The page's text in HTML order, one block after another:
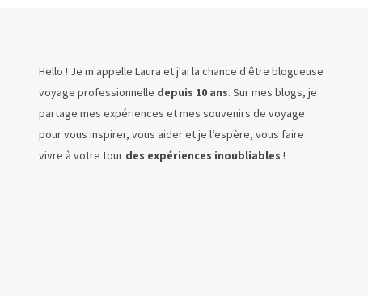
Hello ! Je m'appelle Laura et j'ai la chance d'être blogueuse
voyage professionnelle depuis 10 ans. Sur mes blogs, je
partage mes expériences et mes souvenirs de voyage
pour vous inspirer, vous aider et je l’espère, vous faire
vivre à votre tour des expériences inoubliables !